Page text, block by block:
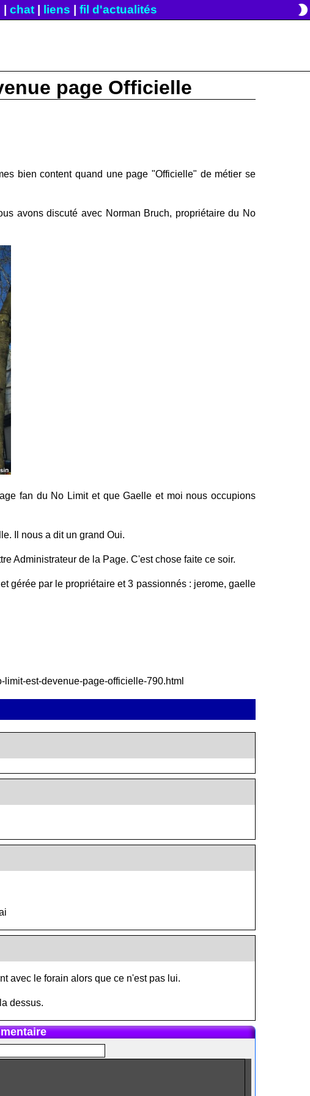
chat| liens fil d'actualités brightness_2
page Officielle
bien content quand une page "Officielle" de métier se
avons discuté avec Norman Bruch, propriétaire du No
fan du No Limit et que Gaelle et moi nous occupions
Il nous a dit un grand Oui.
Administrateur de la Page. C'est chose faite ce soir.
gérée par le propriétaire et 3 passionnés : jerome, gaelle
est-devenue-page-officielle-790.html
avec le forain alors que ce n'est pas lui.
dessus.